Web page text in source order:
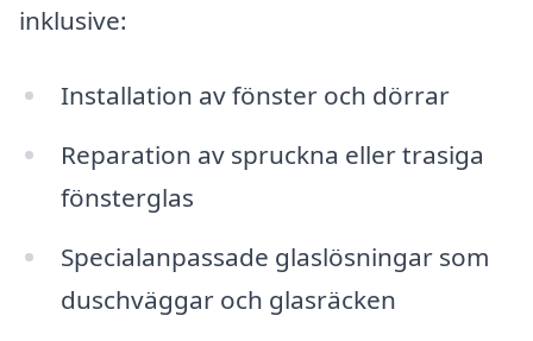
inklusive:
Installation av fönster och dörrar
Reparation av spruckna eller trasiga
fönsterglas
Specialanpassade glaslösningar som
duschväggar och glasräcken